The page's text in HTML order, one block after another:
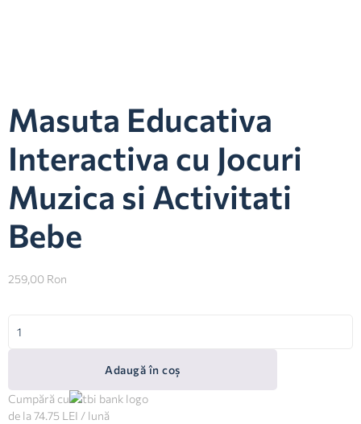
Masuta Educativa
Interactiva cu Jocuri
Muzica si Activitati
Bebe
259,00 Ron
Adaugă în coș
Cumpără cu
de la 74.75 LEI / lună